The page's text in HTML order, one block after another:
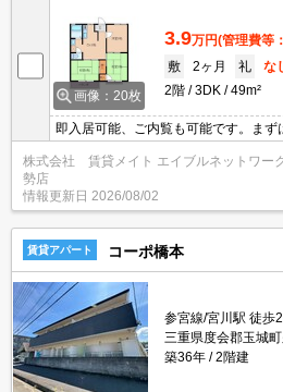
画像：20枚
3.9万円(管理費等
敷
2ヶ月 礼
な
2階
3DK 49m²
即入居可能、ご内覧も可能です。まず
ンライン内見、オンライン申込も可能
株式会社 賃貸メイト エイブルネットワー
勢店
情報更新日 2026/08/02
賃貸アパート コーポ橋本
参宮線/宮川駅 徒歩
三重県度会郡玉城
築36年
2階建